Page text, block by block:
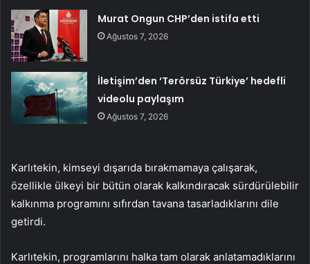
Murat Ongun CHP’den istifa etti
Ağustos 7, 2026
İletişim’den ‘Terörsüz Türkiye’ hedefli
videolu paylaşım
Ağustos 7, 2026
Karlıtekin, kimseyi dışarıda bırakmamaya çalışarak,
özellikle ülkeyi bir bütün olarak kalkındıracak sürdürülebilir
kalkınma programını sıfırdan tavana tasarladıklarını dile
getirdi.
Karlıtekin, programlarını halka tam olarak anlatamadıklarını